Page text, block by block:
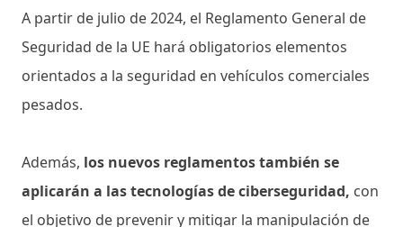
A partir de julio de 2024, el Reglamento General de
Seguridad de la UE hará obligatorios elementos
orientados a la seguridad en vehículos comerciales
pesados.
Además, los nuevos reglamentos también se
aplicarán a las tecnologías de ciberseguridad, con
el objetivo de prevenir y mitigar la manipulación de